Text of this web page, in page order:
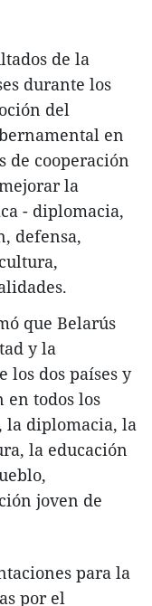
de la
durante los
del
en
de cooperación
la
- diplomacia,
defensa,
que Belarús
y la
los dos países y
en todos los
la diplomacia, la
la educación
joven de
para la
por el